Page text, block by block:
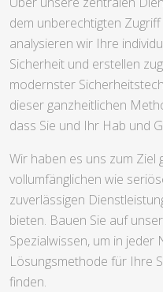
dem unberechtigten
analysieren wir Ihre
Sicherheit und erstellen
modernster
dieser ganzheitlichen
dass Sie und Ihr Hab und
Wir haben es uns zum
vollumfänglichen wie
zuverlässigen
bieten. Bauen Sie auf
Spezialwissen, um in
Lösungsmethode für Ihre
finden.